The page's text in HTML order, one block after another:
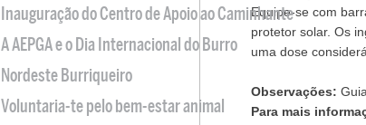
Equipe-se com
protetor solar. Os
uma dose
Observações:
Para mais
Inauguração do Centro de Apoio ao Caminhante
A AEPGA e o Dia Internacional do Burro
Nordeste Burriqueiro
Voluntaria-te pelo bem-estar animal